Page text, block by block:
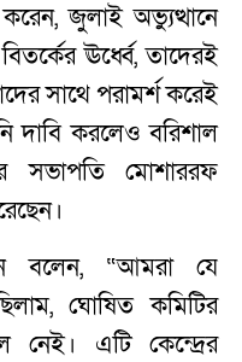
জুলাই অভ্যুত্থানে
ঊর্ধ্বে, তাদেরই
সাথে পরামর্শ করেই
দাবি করলেও বরিশাল
সভাপতি মোশাররফ
বলেন, “আমরা যে
ঘোষিত কমিটির
এটি কেন্দ্রের